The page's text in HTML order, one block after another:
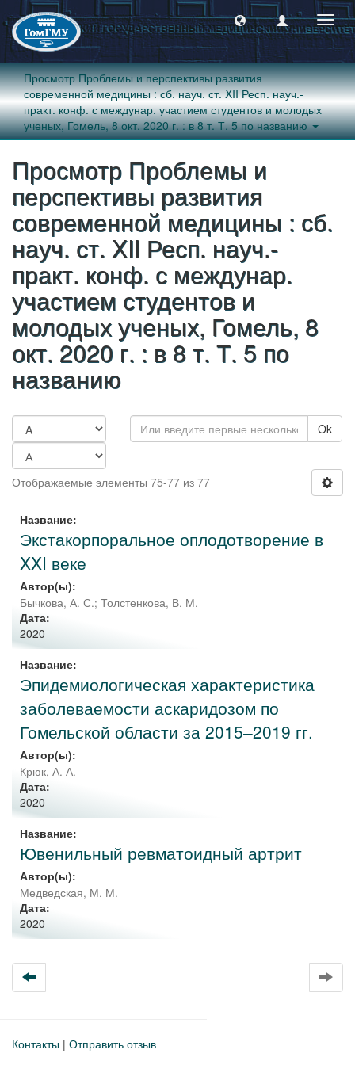
Просмотр Проблемы и перспективы развития
современной медицины : сб. науч. ст. XII Респ. науч.-
практ. конф. с междунар. участием студентов и молодых
ученых, Гомель, 8 окт. 2020 г. : в 8 т. Т. 5 по названию
Просмотр Проблемы и
перспективы развития
современной медицины : сб.
науч. ст. XII Респ. науч.-
практ. конф. с междунар.
участием студентов и
молодых ученых, Гомель, 8
окт. 2020 г. : в 8 т. Т. 5 по
названию
Ok
Отображаемые элементы 75-77 из 77
Название:
Экстакорпоральное оплодотворение в
XXI веке
Автор(ы):
Бычкова, А. С.; Толстенкова, В. М.
Дата:
2020
Название:
Эпидемиологическая характеристика
заболеваемости аскаридозом по
Гомельской области за 2015‒2019 гг.
Автор(ы):
Крюк, А. А.
Дата:
2020
Название:
Ювенильный ревматоидный артрит
Автор(ы):
Медведская, М. М.
Дата:
2020
Контакты | Отправить отзыв